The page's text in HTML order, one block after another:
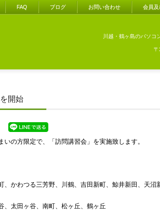
川越・鶴ヶ島のパソコ
〒
FAQ ブログ お問い合わせ 会員
開始
いの方限定で、「訪問講習会」を実施致します。
、かわつる三芳野、川鶴、吉田新町、鯨井新田、天沼
、太田ヶ谷、南町、松ヶ丘、鶴ヶ丘